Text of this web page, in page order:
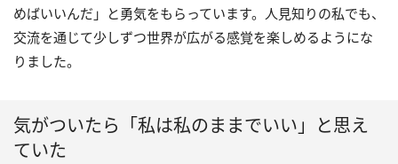
めばいいんだ」と勇気をもらっています。人見知りの私でも、
交流を通じて少しずつ世界が広がる感覚を楽しめるようにな
りました。
気がついたら「私は私のままでいい」と思え
ていた